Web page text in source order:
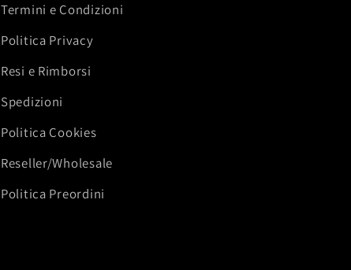
Termini e Condizioni
Politica Privacy
Resi e Rimborsi
Spedizioni
Politica Cookies
Reseller/Wholesale
Politica Preordini